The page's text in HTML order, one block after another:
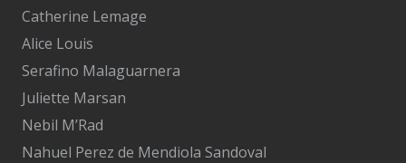
Catherine Lemage
Alice Louis
Serafino Malaguarnera
Juliette Marsan
Nebil M’Rad
Nahuel Perez de Mendiola Sandoval